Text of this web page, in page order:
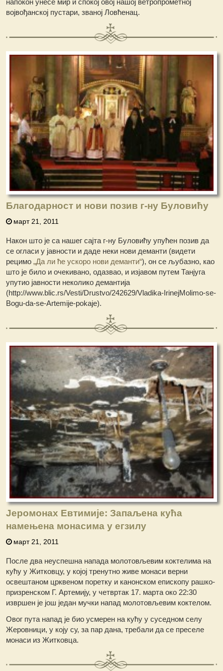
напокон унесе мир и спокој овој нашој ветропрометној
војвођанској пустари, званој Ловћенац.
Благодарност и нови позив г-ну Буловићу
март 21, 2011
Након што је са нашег сајта г-ну Буловићу упућен позив да
се огласи у јавности и даде неки нови деманти (видети
рецимо„Да ли ће ускоро нови деманти“), он се љубазно, као
што је било и очекивано, одазвао, и изјавом путем Танјуга
упутио јавности неколико демантија
(http://www.blic.rs/Vesti/Drustvo/242629/Vladika-IrinejMolimo-se-
Bogu-da-se-Artemije-pokaje).
Јеромонах Евтимије: Запаљена кућа
намењена монасима у егзилу
март 21, 2011
После два неуспешна напада молотовљевим коктелима на
кућу у Житковцу, у којој тренутно живе монаси верни
освештаном црквеном поретку и канонском епископу рашко-
призренском Г. Артемију, у четвртак 17. марта око 22:30
извршен је још један мучки напад молотовљевим коктелом.
Овог пута напад је био усмерен на кућу у суседном селу
Жеровници, у коју су, за пар дана, требали да се преселе
монаси из Житковца.